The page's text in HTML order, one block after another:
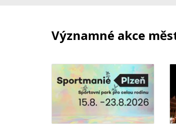
Významné akce